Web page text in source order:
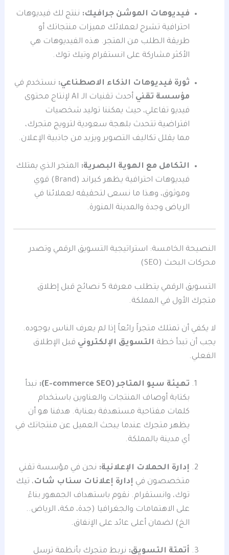
فيديوهات الموشن جرافيك: ننتج لك فيديوهات
احترافية تشرح لعملائك مميزات منتجاتك أو
طريقة الطلب من المتجر. هذه الفيديوهات هي
الأكثر مشاركة على انستقرام وتيك توك.
ثورة فيديوهات الذكاء الاصطناعي: نستخدم في
مؤسسة تقني
أحدث تقنيات الـ AI لإنتاج محتوى
فيديو تفاعلي، حيث يمكننا توليد شخصيات
افتراضية تتحدث بلهجة سعودية لترويج متجرك،
مما يقلل تكاليف التصوير ويزيد من جاذبية الإعلان.
التكامل مع الهوية البصرية: المتجر الذي يمتلك
فيديوهات احترافية يظهر كبراند (Brand) قوي
وموثوق، وهذا ما نسعى لتحقيقه لعملائنا في
الرياض وجدة والمدينة المنورة.
النصيحة الخامسة: استراتيجية التسويق الرقمي وتصدر
محركات البحث (SEO)
التسويق الرقمي يتطلب معرفة 5 نصائح قبل إطلاق
متجرك الأول في المملكة.
لا يكفي أن تمتلك متجراً رائعاً إذا لم يعرف الناس بوجوده.
يجب أن تبدأ خطة التسويق الإلكتروني قبل الإطلاق
الفعلي.
تهيئة سيو المتاجر (E-commerce SEO):
نبدأ
بكتابة أوصاف المنتجات والعناوين باستخدام
كلمات مفتاحية مستهدفة بعناية. هدفنا هو أن
يظهر متجرك عندما يبحث العميل عن منتجاتك في
أي مدينة بالمملكة.
إدارة الحملات الإعلانية: نحن في مؤسسة تقني
متخصصون في إدارة إعلانات سناب شات، تيك
توك، وانستقرام. نقوم باستهداف الجمهور بناءً
على الاهتمامات والجغرافيا (جدة، مكة، الرياض..
الخ) لضمان أعلى عائد على الإنفاق.
أتمتة التسويق: نربط متجرك بأنظمة ترسل